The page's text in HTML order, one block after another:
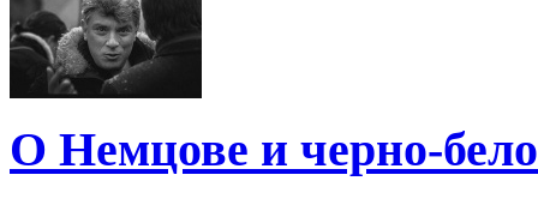
О Немцове и черно-